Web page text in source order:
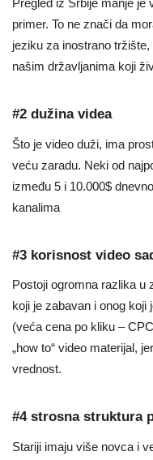
primer. To ne znači da
jeziku za inostrano
našim državljanima koji
#2 dužina videa
Što je video duži, ima
veću zaradu. Neki od
između 5 i 10.000$
kanalima
#3 korisnost video
Postoji ogromna razlika u
koji je zabavan i onog koji
(veća cena po kliku –
„how to“ video materijal,
vrednost.
#4 strosna struktura
Stariji imaju više novca i